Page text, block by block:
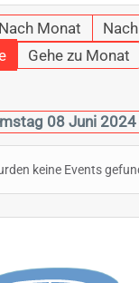
Nach Monat
Gehe zu Monat
08 Juni 2024
keine Events